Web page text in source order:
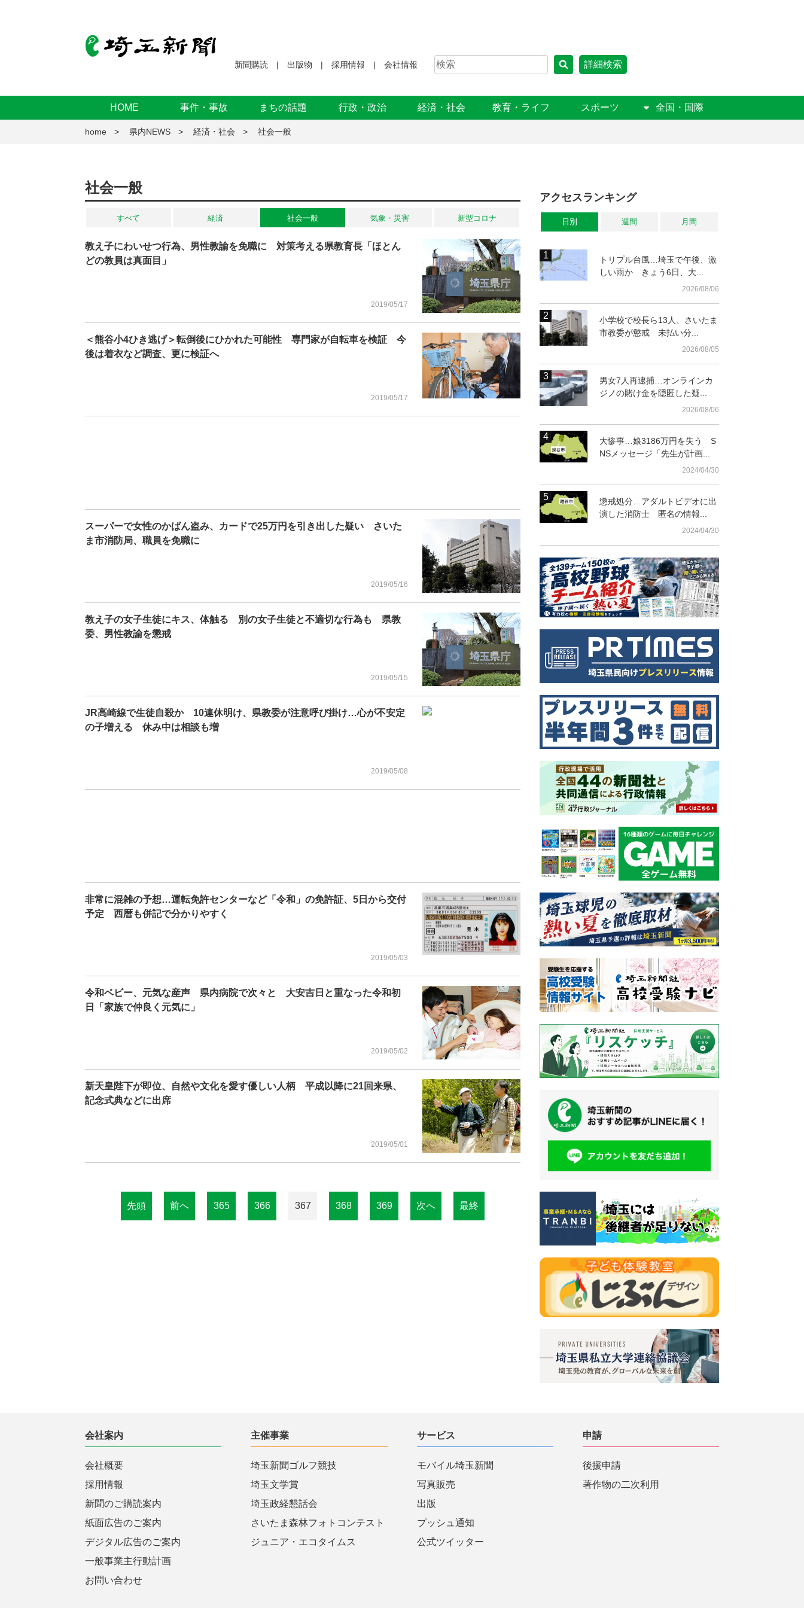
新聞購読 出版物 採用情報 会社情報 詳細検索
HOME 事件・事故 まちの話題 行政・政治 経済・社会 教育・ライフ スポーツ 全国・国際
home 県内NEWS 経済・社会 社会一般
社会一般
すべて 経済 社会一般 気象・災害 新型コロナ
教え子にわいせつ行為、男性教諭を免職に 対策考える県教育長「ほとん
どの教員は真面目」
2019/05/17
＜熊谷小4ひき逃げ＞転倒後にひかれた可能性 専門家が自転車を検証 今
後は着衣など調査、更に検証へ
2019/05/17
スーパーで女性のかばん盗み、カードで25万円を引き出した疑い さいた
ま市消防局、職員を免職に
2019/05/16
教え子の女子生徒にキス、体触る 別の女子生徒と不適切な行為も 県教
委、男性教諭を懲戒
2019/05/15
JR高崎線で生徒自殺か 10連休明け、県教委が注意呼び掛け…心が不安定
の子増える 休み中は相談も増
2019/05/08
非常に混雑の予想…運転免許センターなど「令和」の免許証、5日から交付
予定 西暦も併記で分かりやすく
2019/05/03
令和ベビー、元気な産声 県内病院で次々と 大安吉日と重なった令和初
日「家族で仲良く元気に」
2019/05/02
新天皇陛下が即位、自然や文化を愛す優しい人柄 平成以降に21回来県、
記念式典などに出席
2019/05/01
先頭 前へ 365 366 367 368 369 次へ 最終
アクセスランキング
日別 週間 月間
トリプル台風…埼玉で午後、激
しい雨か きょう6日、大...
2026/08/06
小学校で校長ら13人、さいたま
市教委が懲戒 未払い分...
2026/08/05
男女7人再逮捕…オンラインカ
ジノの賭け金を隠匿した疑...
2026/08/06
大惨事…娘3186万円を失う S
NSメッセージ「先生が計画...
2024/04/30
懲戒処分…アダルトビデオに出
演した消防士 匿名の情報...
2024/04/30
会社案内
会社概要
採用情報
新聞のご購読案内
紙面広告のご案内
デジタル広告のご案内
一般事業主行動計画
お問い合わせ
主催事業
埼玉新聞ゴルフ競技
埼玉文学賞
埼玉政経懇話会
さいたま森林フォトコンテスト
ジュニア・エコタイムス
サービス
モバイル埼玉新聞
写真販売
出版
プッシュ通知
公式ツイッター
申請
後援申請
著作物の二次利用